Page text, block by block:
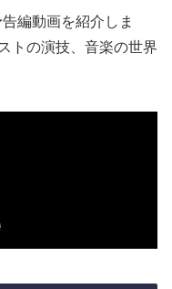
編動画を紹介しま
トの演技、音楽の世界